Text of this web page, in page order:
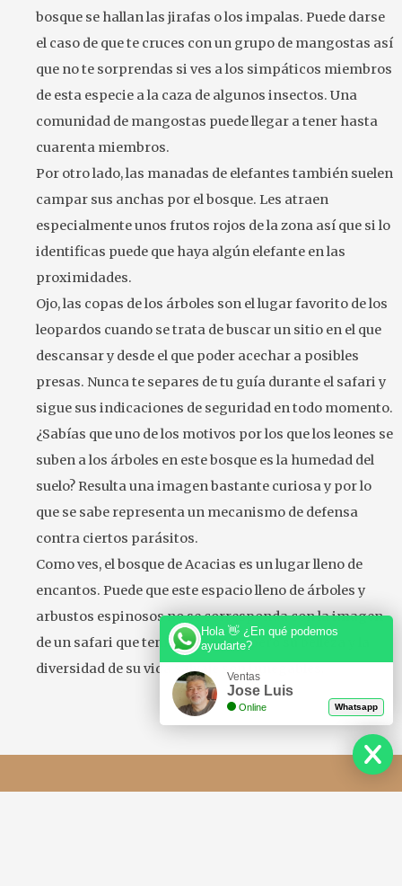
bosque se hallan las jirafas o los impalas. Puede darse
el caso de que te cruces con un grupo de mangostas así
que no te sorprendas si ves a los simpáticos miembros
de esta especie a la caza de algunos insectos. Una
comunidad de mangostas puede llegar a tener hasta
cuarenta miembros.
Por otro lado, las manadas de elefantes también suelen
campar sus anchas por el bosque. Les atraen
especialmente unos frutos rojos de la zona así que si lo
identificas puede que haya algún elefante en las
proximidades.
Ojo, las copas de los árboles son el lugar favorito de los
leopardos cuando se trata de buscar un sitio en el que
descansar y desde el que poder acechar a posibles
presas. Nunca te separes de tu guía durante el safari y
sigue sus indicaciones de seguridad en todo momento.
¿Sabías que uno de los motivos por los que los leones se
suben a los árboles en este bosque es la humedad del
suelo? Resulta una imagen bastante curiosa y por lo
que se sabe representa un mecanismo de defensa
contra ciertos parásitos.
Como ves, el bosque de Acacias es un lugar lleno de
encantos. Puede que este espacio lleno de árboles y
arbustos espinosos no se corresponda con la imagen
de un safari que tenías en mente pero su belleza y la
diversidad de su vida salvaje son innegables.
Hola 👋 ¿En qué podemos
ayudarte?
Ventas
Jose Luis
Online Whatsapp